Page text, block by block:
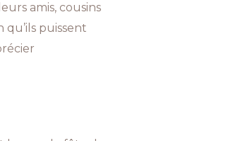
amis, cousins
puissent